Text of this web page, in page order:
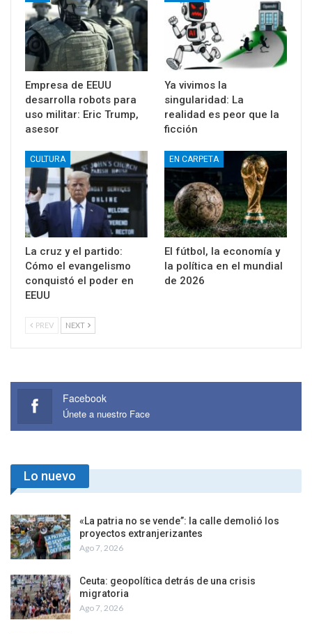
Empresa de EEUU
desarrolla robots para
uso militar: Eric Trump,
asesor
Ya vivimos la
singularidad: La
realidad es peor que la
ficción
CULTURA
La cruz y el partido:
Cómo el evangelismo
conquistó el poder en
EEUU
EN CARPETA
El fútbol, la economía y
la política en el mundial
de 2026
PREV NEXT
Facebook
Únete a nuestro Face
Lo nuevo
«La patria no se vende”: la calle demolió los
proyectos extranjerizantes
Ago 7, 2026
Ceuta: geopolítica detrás de una crisis
migratoria
Ago 7, 2026